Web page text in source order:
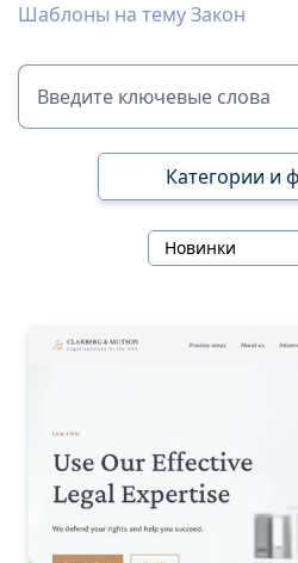
Шаблоны на тему Закон
Категории и
Новинки